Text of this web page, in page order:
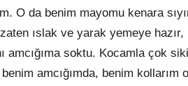
O da benim mayomu kenara
ıslak ve yarak yemeye hazır,
amcığıma soktu. Kocamla çok
amcığımda, benim kollarım